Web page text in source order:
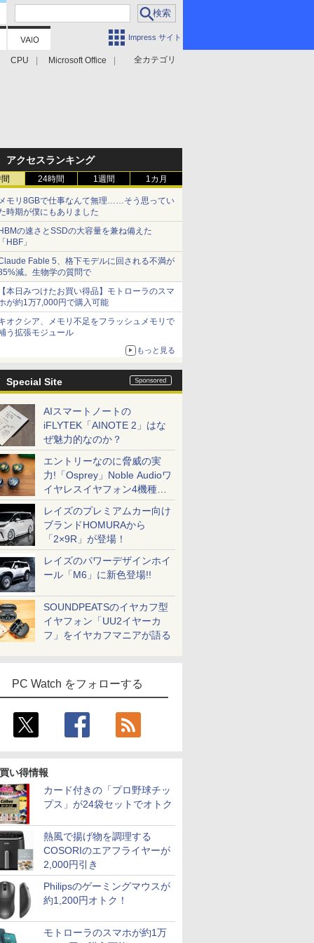
Impress サイト
全カテゴリ
CPU Microsoft Office
アクセスランキング
24時間 1週間 1カ月
モリ8GBで仕事なんて無理……そう思ってい
時期が僕にもありました
の速さとSSDの大容量を兼ね備えた
HBF」
Fable 5、格下モデルに回される不満が
減。生物学の質問で
本日みつけたお買い得品】モトローラのスマ
が約1万7,000円で購入可能
オクシア、メモリ不足をフラッシュメモリで
う拡張モジュール
もっと見る
Special Site
AIスマートノートの
iFLYTEK「AINOTE 2」はな
ぜ魅力的なのか？
エントリーなのに脅威の実
力!「Osprey」Noble Audioワ
イヤレスイヤフォン4機種を
一気に聴く
レイズのプレミアムカー向け
ブランドHOMURAから
「2×9R」が登場！
レイズのパワーデザインホイ
ール「M6」に新色登場!!
SOUNDPEATSのイヤカフ型
イヤフォン「UU2イヤーカ
フ」をイヤカフマニアが語る
PC Watch をフォローする
い得情報
カード付きの「プロ野球チッ
プス」が24袋セットでオトク
熱風で揚げ物を調理する
COSORIのエアフライヤーが
2,000円引き
Philipsのゲーミングマウスが
約1,200円オトク！
モトローラのスマホが約1万